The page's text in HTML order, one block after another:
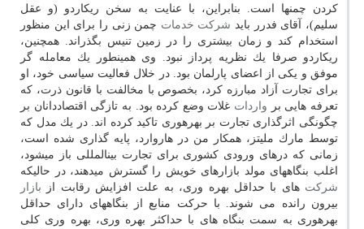
كردن چمن­ها است. بنابراین، با عنایت به سخن ریكاردو (و عقل
سلیم)، آقای فدرر باید شركت خدمات چمن زنی را برای این منظور
استخدام كند و زمان بیشتری را در زمین تنیس بگذراند. همچنین،
ریكاردو صرفا یك نظریه پرداز نبود. وی همینطور یك معامله­ گر
موفق و یكی از اعضای پارلمان بود. در خلال فعالیت سیاسی خود، او
برای تجارت آزاد مبارزه كرد، بخصوص با مخالفت با قانون ذرت، كه
تعرفه هایی بر واردات غلات وضع كرده بود. به تازگی اقتصاددانان بر
چگونگی اثرگذاری تجارت بر بهره­وری تاكید كرده اند. در یك مدل كه
توسط مارك ملیتز، همكار من در هاروارد، پایه گذاری شده است،
زمانی كه درهای ورودی كشوری برای تجارت بین­المللی باز می­شود،
اغلب بنگاههای مولد بازارهای خویش را گسترش می­دهند، در حالیكه
شركت های با حداقل بهره وری، به علت افزایش رقابت از بازار
بیرون رانده می شوند. با حركت منابع از بنگاههای دارای حداقل
بهره­وری به سمت بنگاه های با حداكثر بهره وری، بهره وری كلی